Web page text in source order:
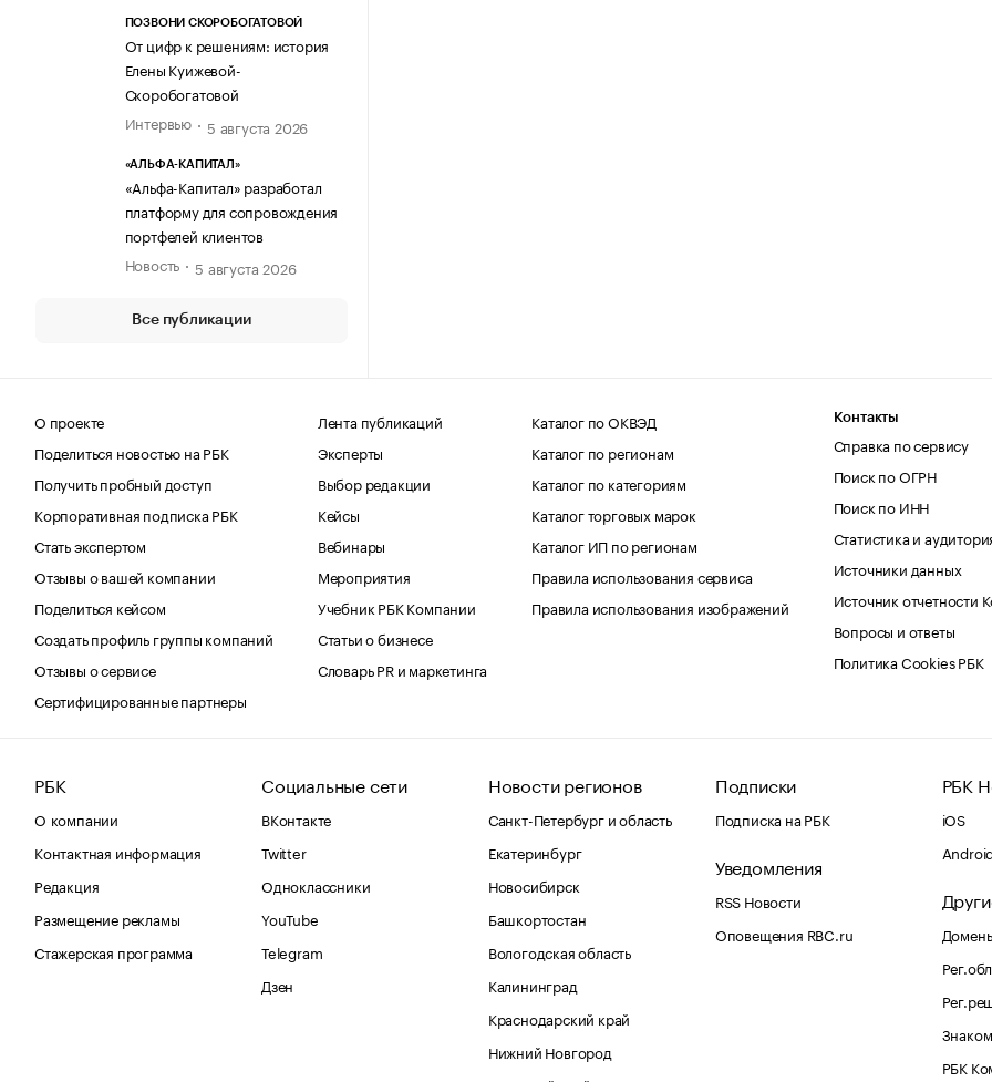
ПОЗВОНИ СКОРОБОГАТОВОЙ
От цифр к решениям: история
Елены Куижевой-
Скоробогатовой
Интервью
5 августа 2026
«АЛЬФА-КАПИТАЛ»
«Альфа-Капитал» разработал
платформу для сопровождения
портфелей клиентов
Новость
5 августа 2026
Все публикации
О проекте
Поделиться новостью на РБК
Получить пробный доступ
Корпоративная подписка РБК
Стать экспертом
Отзывы о вашей компании
Поделиться кейсом
Создать профиль группы компаний
Отзывы о сервисе
Сертифицированные партнеры
Лента публикаций
Эксперты
Выбор редакции
Кейсы
Вебинары
Мероприятия
Учебник РБК Компании
Статьи о бизнесе
Словарь PR и маркетинга
Каталог по ОКВЭД
Каталог по регионам
Каталог по категориям
Каталог торговых марок
Каталог ИП по регионам
Правила использования сервиса
Правила использования изображений
Контакты
Справка по сервису
Поиск по ОГРН
Поиск по ИНН
Статистика и
Источники данных
Источник отчетности
Вопросы и ответы
Политика Cookies РБК
РБК
О компании
Контактная информация
Редакция
Размещение рекламы
Стажерская программа
Социальные сети
ВКонтакте
Twitter
Одноклассники
YouTube
Telegram
Дзен
Новости регионов
Санкт-Петербург и область
Екатеринбург
Новосибирск
Башкортостан
Вологодская область
Калининград
Краснодарский край
Нижний Новгород
Подписки
Подписка на РБК
Уведомления
RSS Новости
Оповещения RBC.ru
РБК
iOS
РБК